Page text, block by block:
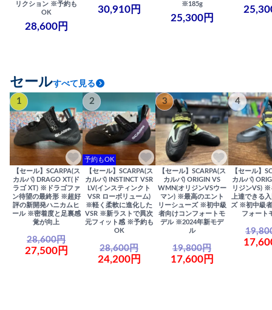
リクション ※予約も
OK
28,600円
30,910円
※185g
25,300円
セールすべて見る
1
【セール】SCARPA(ス
カルパ) DRAGO XT(ド
ラゴ XT) ※ドラゴファ
ン待望の最終形 ※超好
評の新開発ハニカムヒ
ール ※密着度と足裏感
覚が向上
28,600円
27,500円
2
予約もOK
【セール】SCARPA(ス
カルパ) INSTINCT VSR
LV(インスティンクト
VSR ローボリューム)
※軽く柔軟に進化した
VSR ※新ラストで異次
元フィット感 ※予約も
OK
28,600円
24,200円
3
【セール】SCARPA(ス
カルパ) ORIGIN VS
WMN(オリジンVSウー
マン) ※最高のエント
リーシューズ ※初中級
者向けコンフォートモ
デル ※2024年新モデ
ル
19,800円
17,600円
4
【セール】
カルパ)
リジンVS) ※
上達できる
ズ ※初中級
フォート